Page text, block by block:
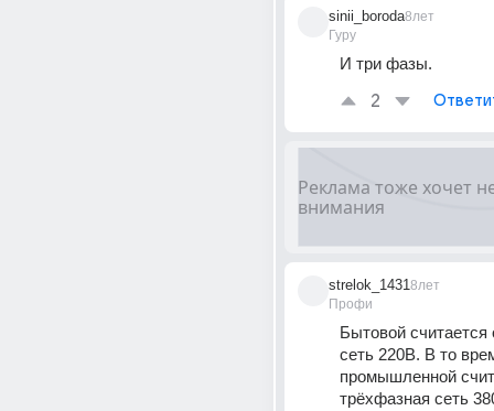
sinii_boroda
Гуру
8лет
И три фазы.
2
strelok_1431
Профи
8лет
Бытовой
сеть 220В. В то
промышленной
трёхфазная сеть